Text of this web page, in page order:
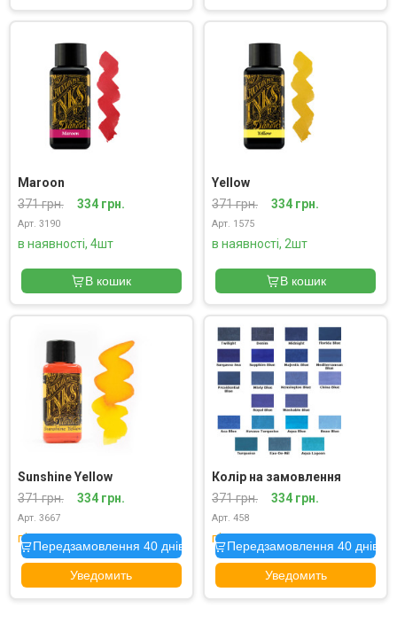
Maroon
371 грн.
334 грн.
Арт. 3190
в наявності, 4шт
В кошик
Yellow
371 грн.
334 грн.
Арт. 1575
в наявності, 2шт
В кошик
Sunshine Yellow
371 грн.
334 грн.
Арт. 3667
під замовлення
Передзамовлення 40 днів
Уведомить
Колір на замовлення
371 грн.
334 грн.
Арт. 458
під замовлення
Передзамовлення 40 днів
Уведомить